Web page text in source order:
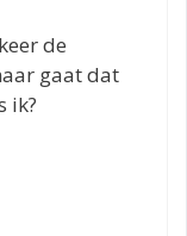
de
gaat dat
ik?